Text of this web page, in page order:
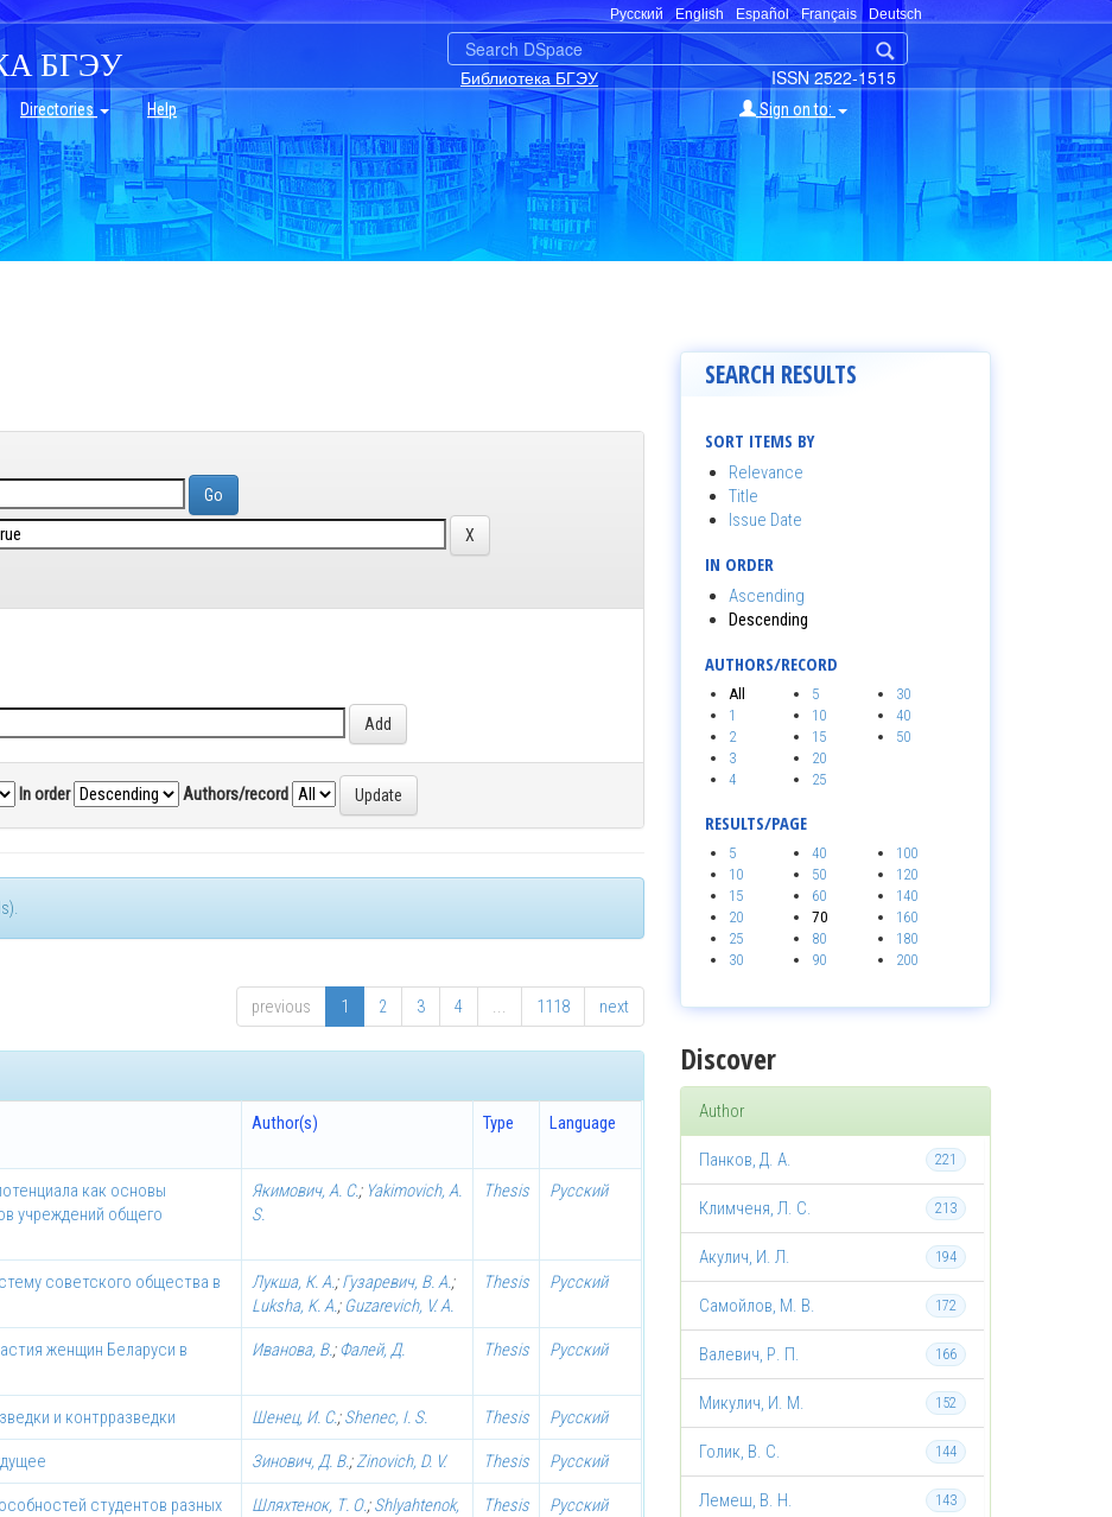
Русский English Español Français Deutsch
ISSN 2522-1515
Библиотека БГЭУ
БГЭУ
Directories Help Sign on to:
In order Authors/record
previous 1 2 3 4 ... 1118 next
Author(s) Type Language
как основы
учреждений общего
Якимович, А. С.; Yakimovich, A.
S.
Thesis Русский
советского общества в
Лукша, К. А.;Гузаревич, В. А.;
Luksha, K. A.;Guzarevich, V. A.
Thesis Русский
женщин Беларуси в
Иванова, В.;Фалей, Д. Thesis Русский
и контрразведки Шенец, И. С.;Shenec, I. S. Thesis Русский
Зинович, Д. В.;Zinovich, D. V. Thesis Русский
студентов разных
Шляхтенок, Т. О.;Shlyahtenok,
Thesis Русский
SEARCH RESULTS
SORT ITEMS BY
Relevance
Title
Issue Date
IN ORDER
Ascending
Descending
AUTHORS/RECORD
All
1
2
3
4
5
10
15
20
25
30
40
50
RESULTS/PAGE
5
10
15
20
25
30
40
50
60
70
80
90
100
120
140
160
180
200
Discover
Author
221
Панков, Д. А.
213
Климченя, Л. С.
194
Акулич, И. Л.
172
Самойлов, М. В.
166
Валевич, Р. П.
152
Микулич, И. М.
144
Голик, В. С.
143
Лемеш, В. Н.